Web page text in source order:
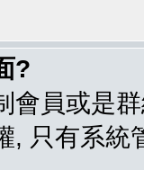
?
會員或是
, 只有系